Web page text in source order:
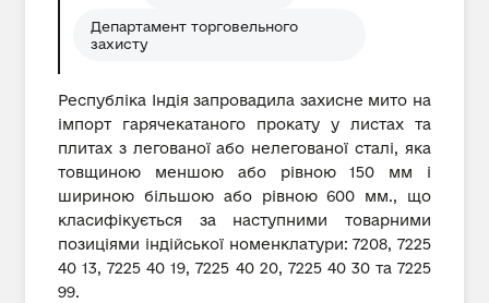
Департамент торговельного
захисту
Республіка Індія запровадила захисне мито на
імпорт гарячекатаного прокату у листах та
плитах з легованої або нелегованої сталі, яка
товщиною меншою або рівною 150 мм і
шириною більшою або рівною 600 мм., що
класифікується за наступними товарними
позиціями індійської номенклатури: 7208, 7225
40 13, 7225 40 19, 7225 40 20, 7225 40 30 та 7225
99.